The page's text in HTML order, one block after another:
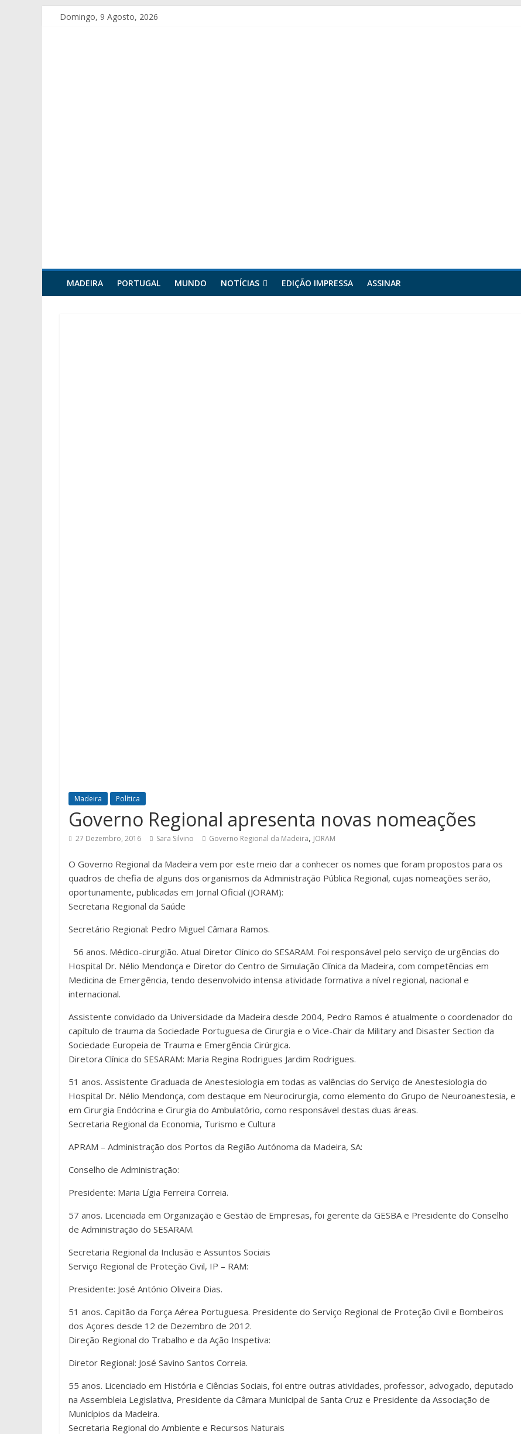
Domingo, 9 Agosto, 2026
MADEIRA PORTUGAL MUNDO NOTÍCIAS EDIÇÃO IMPRESSA ASSINAR
Madeira Política
Governo Regional apresenta novas nomeações
27 Dezembro, 2016 Sara Silvino Governo Regional da Madeira, JORAM
O Governo Regional da Madeira vem por este meio dar a conhecer os nomes que foram propostos para os
quadros de chefia de alguns dos organismos da Administração Pública Regional, cujas nomeações serão,
oportunamente, publicadas em Jornal Oficial (JORAM):
Secretaria Regional da Saúde
Secretário Regional: Pedro Miguel Câmara Ramos.
56 anos. Médico-cirurgião. Atual Diretor Clínico do SESARAM. Foi responsável pelo serviço de urgências do
Hospital Dr. Nélio Mendonça e Diretor do Centro de Simulação Clínica da Madeira, com competências em
Medicina de Emergência, tendo desenvolvido intensa atividade formativa a nível regional, nacional e
internacional.
Assistente convidado da Universidade da Madeira desde 2004, Pedro Ramos é atualmente o coordenador do
capítulo de trauma da Sociedade Portuguesa de Cirurgia e o Vice-Chair da Military and Disaster Section da
Sociedade Europeia de Trauma e Emergência Cirúrgica.
Diretora Clínica do SESARAM: Maria Regina Rodrigues Jardim Rodrigues.
51 anos. Assistente Graduada de Anestesiologia em todas as valências do Serviço de Anestesiologia do
Hospital Dr. Nélio Mendonça, com destaque em Neurocirurgia, como elemento do Grupo de Neuroanestesia, e
em Cirurgia Endócrina e Cirurgia do Ambulatório, como responsável destas duas áreas.
Secretaria Regional da Economia, Turismo e Cultura
APRAM – Administração dos Portos da Região Autónoma da Madeira, SA:
Conselho de Administração:
Presidente: Maria Lígia Ferreira Correia.
57 anos. Licenciada em Organização e Gestão de Empresas, foi gerente da GESBA e Presidente do Conselho
de Administração do SESARAM.
Secretaria Regional da Inclusão e Assuntos Sociais
Serviço Regional de Proteção Civil, IP – RAM:
Presidente: José António Oliveira Dias.
51 anos. Capitão da Força Aérea Portuguesa. Presidente do Serviço Regional de Proteção Civil e Bombeiros
dos Açores desde 12 de Dezembro de 2012.
Direção Regional do Trabalho e da Ação Inspetiva:
Diretor Regional: José Savino Santos Correia.
55 anos. Licenciado em História e Ciências Sociais, foi entre outras atividades, professor, advogado, deputado
na Assembleia Legislativa, Presidente da Câmara Municipal de Santa Cruz e Presidente da Associação de
Municípios da Madeira.
Secretaria Regional do Ambiente e Recursos Naturais